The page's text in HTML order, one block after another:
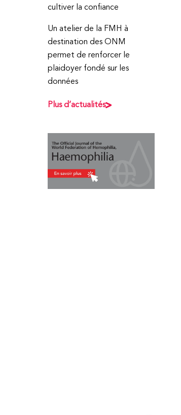
cultiver la confiance
Un atelier de la FMH à
destination des ONM
permet de renforcer le
plaidoyer fondé sur les
données
Plus d’actualités